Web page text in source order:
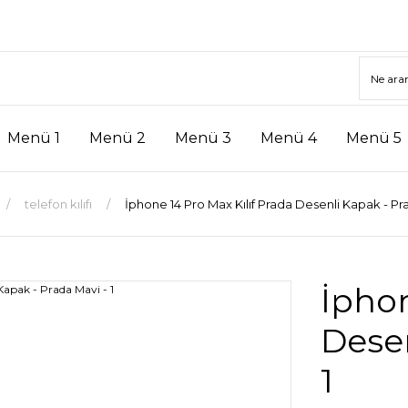
Menü 1 Menü 2 Menü 3 Menü 4 Menü 5
telefon kılıfı İphone 14 Pro Max Kılıf Prada Desenli Kapak -
1